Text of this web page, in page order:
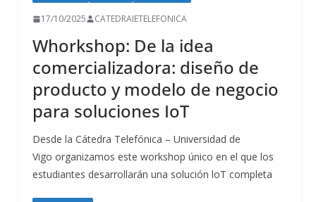
17/10/2025 CATEDRAIETELEFONICA
Whorkshop: De la idea
comercializadora: diseño de
producto y modelo de negocio
para soluciones IoT
Desde la Cátedra Telefónica – Universidad de
Vigo organizamos este workshop único en el que los
estudiantes desarrollarán una solución loT completa